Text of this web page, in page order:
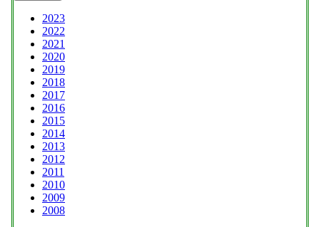
2023
2022
2021
2020
2019
2018
2017
2016
2015
2014
2013
2012
2011
2010
2009
2008